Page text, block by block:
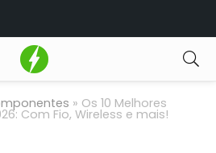
» Os 10 Melhores
Com Fio, Wireless e mais!